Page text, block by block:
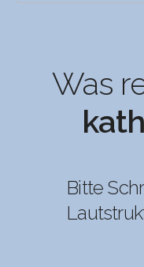
Was
Bitte